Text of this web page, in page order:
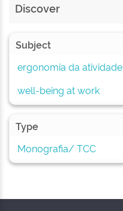
Discover
Subject
ergonomia da atividade
well-being at work
Type
Monografia/ TCC